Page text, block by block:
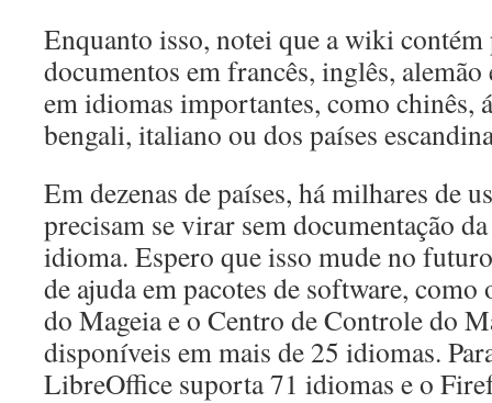
Enquanto isso, notei que a wiki
documentos em francês, inglês,
em idiomas importantes, como chinês,
bengali, italiano ou dos países
Em dezenas de países, há milhares de
precisam se virar sem documentação
idioma. Espero que isso mude no
de ajuda em pacotes de software,
do Mageia e o Centro de Controle do
disponíveis em mais de 25 idiomas.
LibreOffice suporta 71 idiomas e o